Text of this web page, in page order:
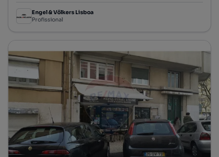
Engel & Völkers Lisboa
Profissional